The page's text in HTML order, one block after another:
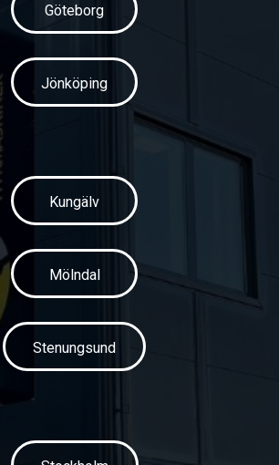
Göteborg
Jönköping
Kungälv
Mölndal
Stenungsund